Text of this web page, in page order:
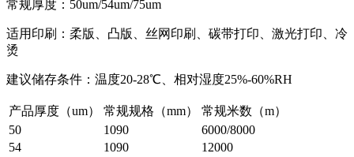
常规厚度：50um/54um/75um
适用印刷：柔版、凸版、丝网印刷、碳带打印、激光打印、冷
烫
建议储存条件：温度20-28℃、相对湿度25%-60%RH
产品厚度（um） 常规规格（mm）
常规米数（m）
50
1090
6000/8000
54
1090
12000